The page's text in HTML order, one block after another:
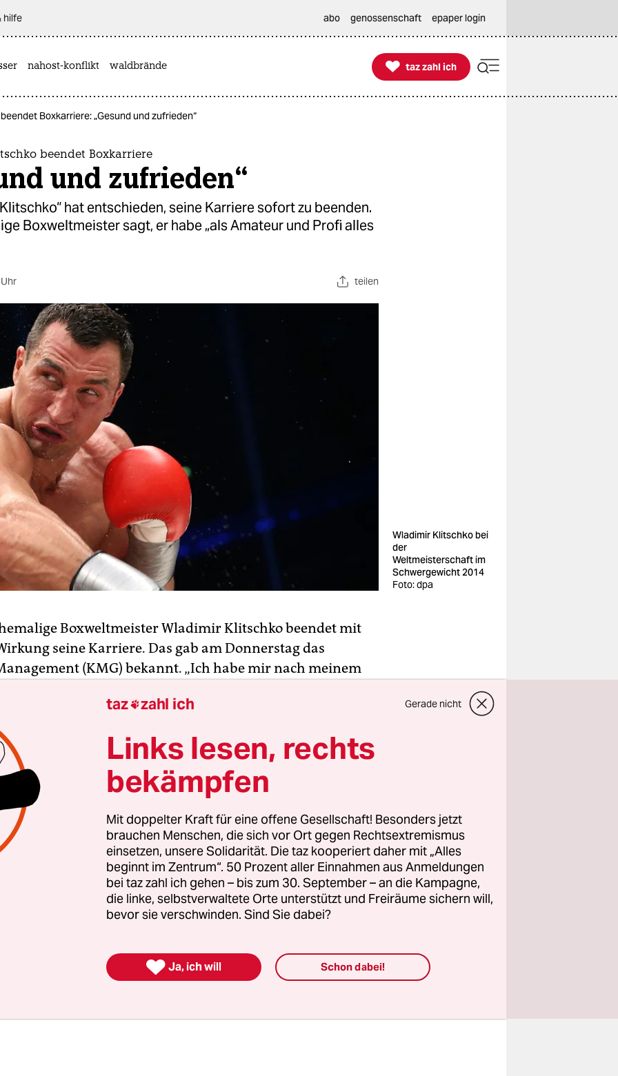
hilfe abo genossenschaft epaper login
nahost-konflikt waldbrände 
taz zahl ich
taz zahl ich
Boxkarriere: „Gesund und zufrieden“
beendet Boxkarriere
und zufrieden“
hat entschieden, seine Karriere sofort zu beenden.
Boxweltmeister sagt, er habe „als Amateur und Profi alles
teilen
Wladimir Klitschko bei
der
Weltmeisterschaft im
Schwergewicht 2014
Foto: dpa
Boxweltmeister Wladimir Klitschko beendet mit
seine Karriere. Das gab am Donnerstag das
(KMG) bekannt. „Ich habe mir nach meinem
genommen“, sagte Klitschko laut der KMG-
„Ich habe als Amateur und Profi alles erreicht und kann
und zufrieden die spannende Karriere nach der Karriere
hatte die
Bild
über den Rücktritt des 41-Jährigen
für möglich gehalten, dass ich eine so lange und
sportliche Laufbahn haben würde“, so Klitschko weiter.
allen von Herzen, die mich dabei immer unterstützt haben.
Familie, meinem Team und meinen vielen Fans.“
taz zahl ich Gerade nicht
Links lesen, rechts
bekämpfen
Mit doppelter Kraft für eine offene Gesellschaft! Besonders jetzt
brauchen Menschen, die sich vor Ort gegen Rechtsextremismus
einsetzen, unsere Solidarität. Die taz kooperiert daher mit „Alles
beginnt im Zentrum“. 50 Prozent aller Einnahmen aus Anmeldungen
bei taz zahl ich gehen – bis zum 30. September – an die Kampagne,
die linke, selbstverwaltete Orte unterstützt und Freiräume sichern will,
bevor sie verschwinden. Sind Sie dabei?
 Ja, ich will Schon dabei!